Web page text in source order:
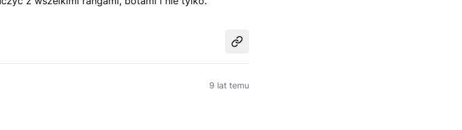
Udostępnij
9 lat temu